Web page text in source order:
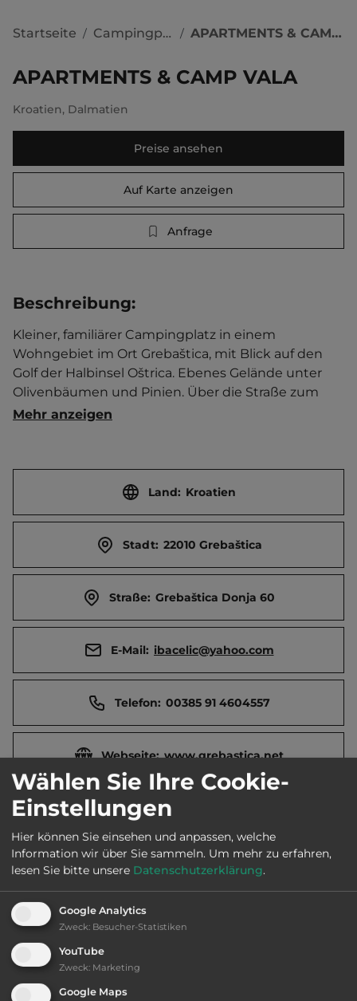
Startseite / Campingplätze / APARTMENTS & CAMP VALA
APARTMENTS & CAMP VALA
Kroatien, Dalmatien
Preise ansehen
Auf Karte anzeigen
Anfrage
Beschreibung:
Kleiner, familiärer Campingplatz in einem
Wohngebiet im Ort Grebaštica, mit Blick auf den
Golf der Halbinsel Oštrica. Ebenes Gelände unter
Olivenbäumen und Pinien. Über die Straße zum
Strand. Ferienwohnung.  Ortszentrum 300 m
Mehr anzeigen
Land: Kroatien
Stadt: 22010 Grebaštica
Straße: Grebaštica Donja 60
E-Mail: ibacelic@yahoo.com
Telefon: 00385 91 4604557
Webseite: www.grebastica.net
Fläche:
Öffnungszeiten: Apr. bis Okt.
Telefon:
Ausstattung:
Wählen Sie Ihre Cookie-
Einstellungen
Hier können Sie einsehen und anpassen, welche
Information wir über Sie sammeln. Um mehr zu erfahren,
lesen Sie bitte unsere Datenschutzerklärung.
Google Analytics
Zweck: Besucher-Statistiken
YouTube
Zweck: Marketing
Google Maps